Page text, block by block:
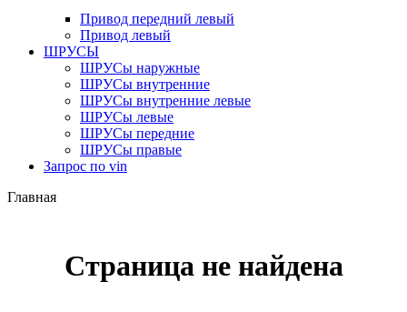
Привод передний левый
Привод левый
ШРУСЫ
ШРУСы наружные
ШРУСы внутренние
ШРУСы внутренние левые
ШРУСы левые
ШРУСы передние
ШРУСы правые
Запрос по vin
Главная
Страница не найдена